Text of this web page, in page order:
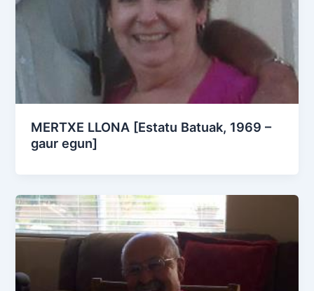
MERTXE LLONA [Estatu Batuak, 1969 –
gaur egun]